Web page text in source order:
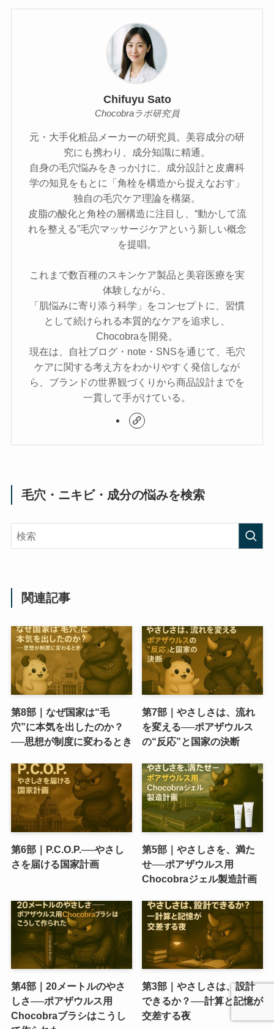
Chifuyu Sato
Chocobraラボ研究員
元・大手化粧品メーカーの研究員。美容成分の研
究にも携わり、成分知識に精通。
自身の毛穴悩みをきっかけに、成分設計と皮膚科
学の知見をもとに「角栓を構造から捉えなおす」
独自の毛穴ケア理論を構築。
皮脂の酸化と角栓の層構造に注目し、“動かして流
れを整える”毛穴マッサージケアという新しい概念
を提唱。
これまで数百種のスキンケア製品と美容医療を実
体験しながら、
「肌悩みに寄り添う科学」をコンセプトに、習慣
として続けられる本質的なケアを追求し、
Chocobraを開発。
現在は、自社ブログ・note・SNSを通じて、毛穴
ケアに関する考え方をわかりやすく発信しなが
ら、ブランドの世界観づくりから商品設計までを
一貫して手がけている。
毛穴・ニキビ・成分の悩みを検索
関連記事
第8部｜なぜ国家は“毛
穴”に本気を出したのか？
──思想が制度に変わるとき
第7部｜やさしさは、流れ
を変える──ポアザウルス
の“反応”と国家の決断
第6部｜P.C.O.P.──やさし
さを届ける国家計画
第5部｜やさしさを、満た
せ──ポアザウルス用
Chocobraジェル製造計画
第4部｜20メートルのやさ
しさ──ポアザウルス用
Chocobraブラシはこうし
第3部｜やさしさは、設計
できるか？──計算と記憶が
交差する夜